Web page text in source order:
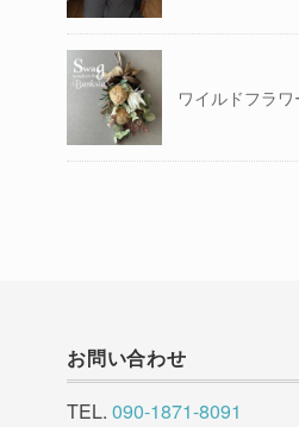
ワイルドフラ
お問い合わせ
TEL. 090-1871-8091